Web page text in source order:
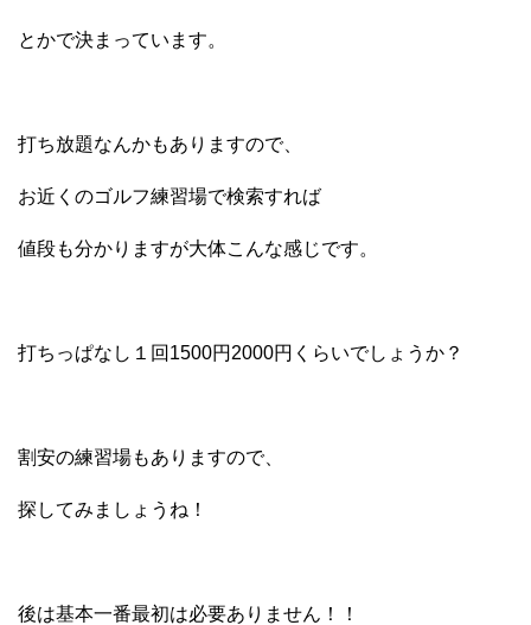
とかで決まっています。
打ち放題なんかもありますので、
お近くのゴルフ練習場で検索すれば
値段も分かりますが大体こんな感じです。
打ちっぱなし１回1500円2000円くらいでしょうか？
割安の練習場もありますので、
探してみましょうね！
後は基本一番最初は必要ありません！！